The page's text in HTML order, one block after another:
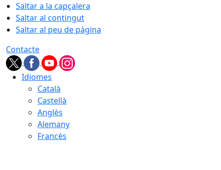
Saltar a la capçalera
Saltar al contingut
Saltar al peu de pàgina
Contacte
Idiomes
Català
Castellà
Anglès
Alemany
Francès